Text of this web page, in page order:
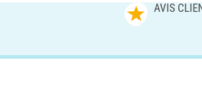
AVIS